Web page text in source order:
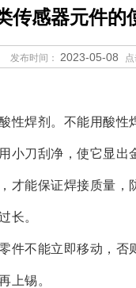
传感器元件的
发布时间： 2023-05-08 点
性焊剂。不能用酸性
小刀刮净，使它显出
才能保证焊接质量，
长。
件不能立即移动，否
上锡。